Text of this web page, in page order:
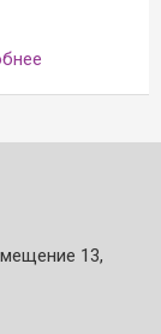
хвостовиком: -
зажимы по типу
подробнее
13,